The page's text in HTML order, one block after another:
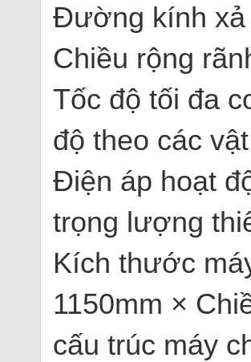
Đường kính
Chiều rộng
Tốc độ tối đa
độ theo các
Điện áp hoạt
trọng lượng
Kích thước
1150mm ×
cấu trúc máy